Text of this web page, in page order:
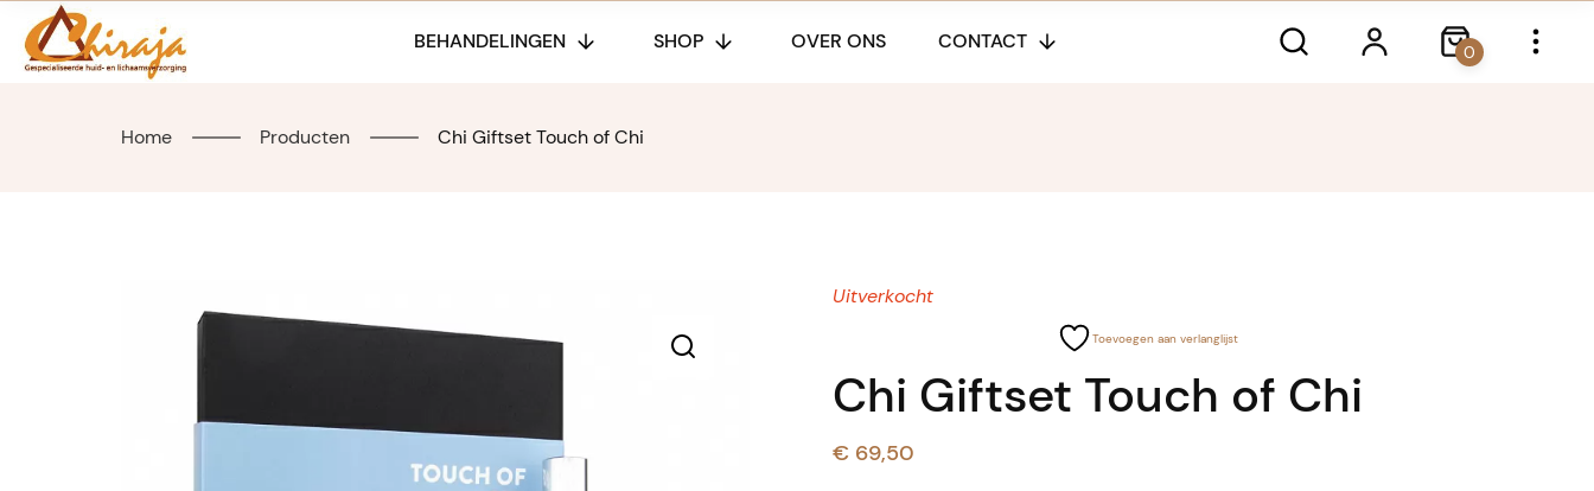
content
BEHANDELINGEN SHOP OVER ONS CONTACT 0
Home Producten Chi Giftset Touch of Chi
Chi Giftset Touch of Chi
€ 69,50
Uitverkocht
Toevoegen aan verlanglijst